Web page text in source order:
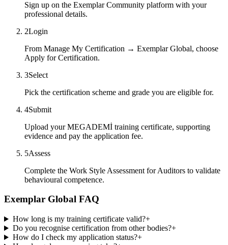
Sign up on the Exemplar Community platform with your
professional details.
2Login
From Manage My Certification → Exemplar Global, choose
Apply for Certification.
3Select
Pick the certification scheme and grade you are eligible for.
4Submit
Upload your MEGADEMİ training certificate, supporting
evidence and pay the application fee.
5Assess
Complete the Work Style Assessment for Auditors to validate
behavioural competence.
Exemplar Global FAQ
How long is my training certificate valid?+
Do you recognise certification from other bodies?+
How do I check my application status?+